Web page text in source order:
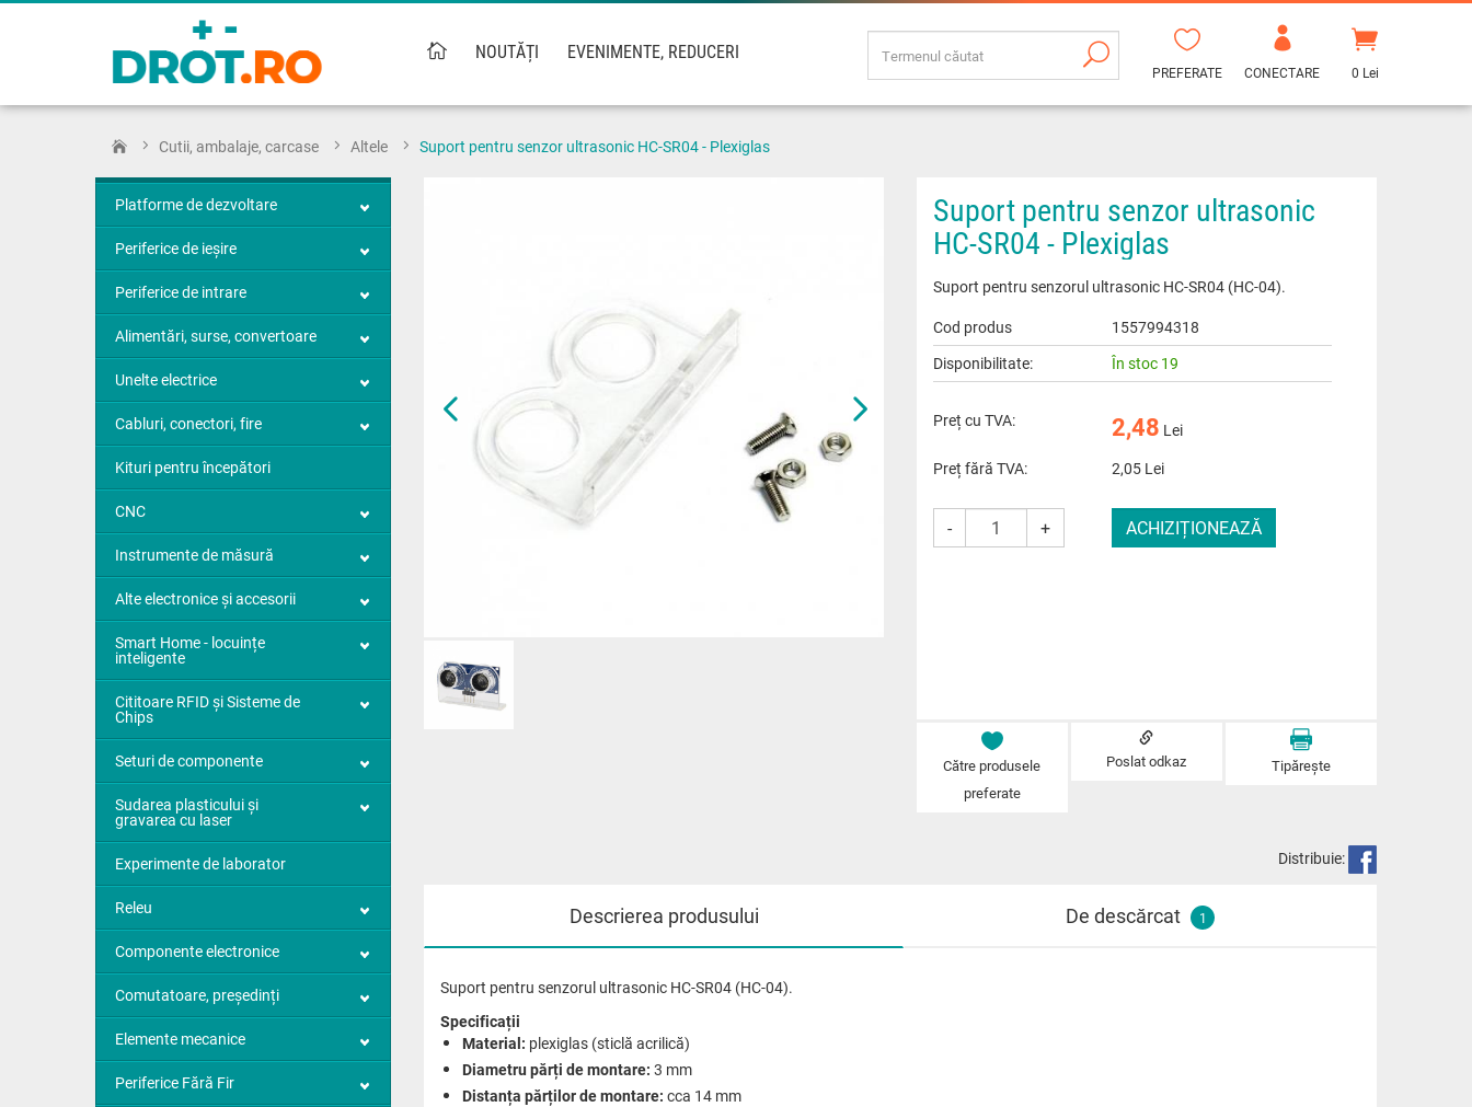
0 Lei
CONECTARE
PREFERATE
NOUTĂȚI EVENIMENTE, REDUCERI
Cutii, ambalaje, carcase Altele Suport pentru senzor ultrasonic HC-SR04 - Plexiglas
Suport pentru senzor ultrasonic
HC-SR04 - Plexiglas
Suport pentru senzorul ultrasonic HC-SR04 (HC-04).
Cod produs
1557994318
Disponibilitate:
În stoc 19
Preț cu TVA: 2,48 Lei
Preț fără TVA:
2,05 Lei
- +
Către produsele
preferate
Poslat odkaz Tipărește
Distribuie:
Descrierea produsului De descărcat 1
Suport pentru senzorul ultrasonic HC-SR04 (HC-04).
Specificații
Material: plexiglas (sticlă acrilică)
Diametru părți de montare: 3 mm
Distanța părților de montare: cca 14 mm
Platforme de dezvoltare
Periferice de ieșire
Periferice de intrare
Alimentări, surse, convertoare
Unelte electrice
Cabluri, conectori, fire
Kituri pentru începători
CNC
Instrumente de măsură
Alte electronice și accesorii
Smart Home - locuințe
inteligente
Cititoare RFID și Sisteme de
Chips
Seturi de componente
Sudarea plasticului și
gravarea cu laser
Experimente de laborator
Releu
Componente electronice
Comutatoare, președinți
Elemente mecanice
Periferice Fără Fir